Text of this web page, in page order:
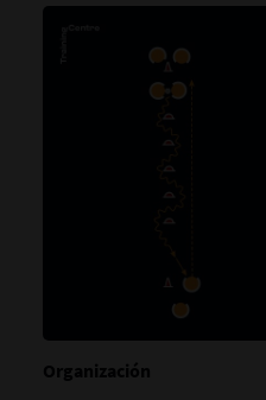
Organización